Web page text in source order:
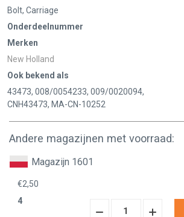
Bolt, Carriage
Onderdeelnummer
Merken
New Holland
Ook bekend als
43473, 008/0054233, 009/0020094,
CNH43473, MA-CN-10252
Andere magazijnen met voorraad:
Magazijn 1601
€2,50
4
Hoeveelheid